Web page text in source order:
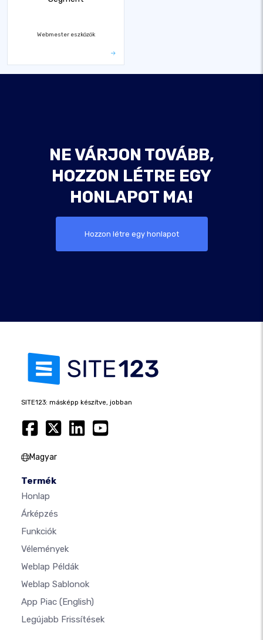
Webmester eszközök
NE VÁRJON TOVÁBB,
HOZZON LÉTRE EGY
HONLAPOT MA!
Hozzon létre egy honlapot
SITE123: másképp készítve, jobban
Magyar
Termék
Honlap
Árképzés
Funkciók
Vélemények
Weblap Példák
Weblap Sablonok
App Piac (English)
Legújabb Frissítések